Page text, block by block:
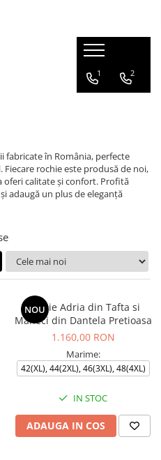
1 2
fabricate în România, perfecte
rochie este produsă de noi,
oferi calitate și confort. Profită
adaugă un plus de eleganță
NOU
Rochie Adria din Tafta si
Maneci din Dantela Pretioasa
1.160,00 RON
Marime:
42(XL), 44(2XL), 46(3XL), 48(4XL)
IN STOC
ADAUGA IN COS